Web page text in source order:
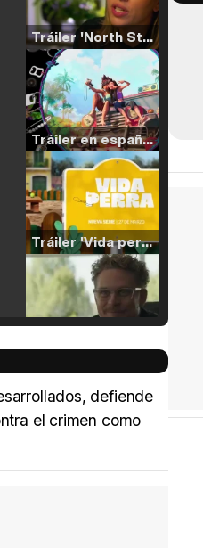
Tráiler 'North Star' (2023)
Tráiler en español de 'La isla olvidada'
Tráiler 'Vida perra' (2026)
defiende
el crimen como